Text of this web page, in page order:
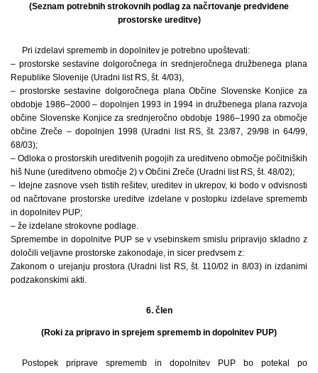
(Seznam potrebnih strokovnih podlag za načrtovanje predvidene
prostorske ureditve)
Pri izdelavi sprememb in dopolnitev je potrebno upoštevati:
– prostorske sestavine dolgoročnega in srednjeročnega družbenega plana
Republike Slovenije (Uradni list RS, št. 4/03),
– prostorske sestavine dolgoročnega plana Občine Slovenske Konjice za
obdobje 1986–2000 – dopolnjen 1993 in 1994 in družbenega plana razvoja
občine Slovenske Konjice za srednjeročno obdobje 1986–1990 za območje
občine Zreče – dopolnjen 1998 (Uradni list RS, št. 23/87, 29/98 in 64/99,
68/03);
– Odloka o prostorskih ureditvenih pogojih za ureditveno območje počitniških
hiš Nune (ureditveno območje 2) v Občini Zreče (Uradni list RS, št. 48/02);
– Idejne zasnove vseh tistih rešitev, ureditev in ukrepov, ki bodo v odvisnosti
od načrtovane prostorske ureditve izdelane v postopku izdelave sprememb
in dopolnitev PUP;
– že izdelane strokovne podlage.
Spremembe in dopolnitve PUP se v vsebinskem smislu pripravijo skladno z
določili veljavne prostorske zakonodaje, in sicer predvsem z:
Zakonom o urejanju prostora (Uradni list RS, št. 110/02 in 8/03) in izdanimi
podzakonskimi akti.
6. člen
(Roki za pripravo in sprejem sprememb in dopolnitev PUP)
Postopek priprave sprememb in dopolnitev PUP bo potekal po